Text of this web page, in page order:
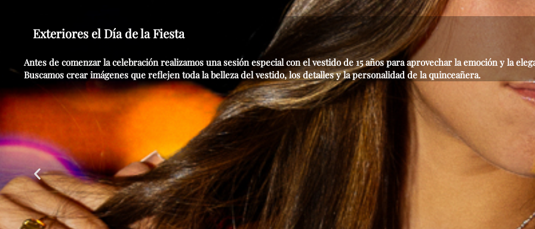
Exteriores el Día de la Fiesta
Antes de comenzar la celebración realizamos una sesión especial con el vestido de 15 años para aprovechar la emoción y la
Buscamos crear imágenes que reflejen toda la belleza del vestido, los detalles y la personalidad de la quinceañera.